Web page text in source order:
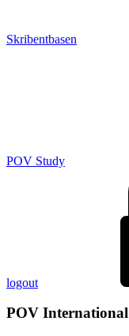
Skribentbasen
POV Study
logout
POV International